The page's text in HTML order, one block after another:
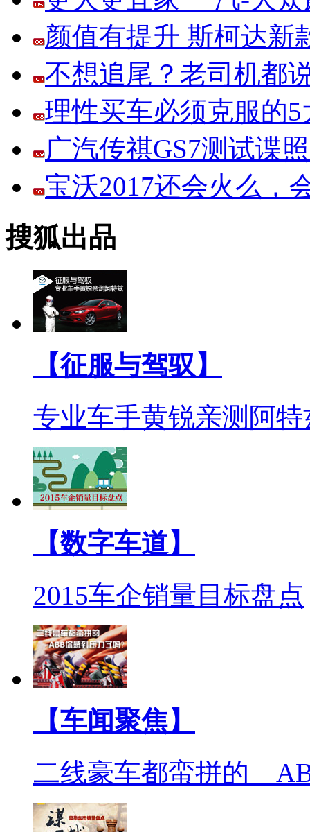
颜值有提升 斯柯达新
不想追尾？老司机都
理性买车必须克服的5
广汽传祺GS7测试谍
宝沃2017还会火么，
搜狐出品
【征服与驾驭】
专业车手黄锐亲测阿特
【数字车道】
2015车企销量目标盘点
【车闻聚焦】
二线豪车都蛮拼的